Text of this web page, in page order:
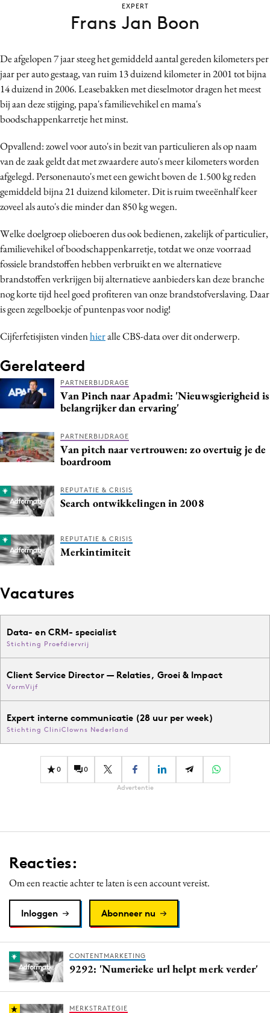
Contentmarketing
Craft
Customer Experience
Data & Insights
Digital transformation
Diversiteit
Effectiviteit
Gedragsverandering
Influencer marketing
Interne communicatie
Martech
Media
Merkstrategie
PR
Programmatic
Reputatie & crisis
De afgelopen 7 jaar steeg het gemiddeld aantal gereden kilometers per
jaar per auto gestaag, van ruim 13 duizend kilometer in 2001 tot bijna
14 duizend in 2006. Leasebakken met dieselmotor dragen het meest
bij aan deze stijging, papa's familievehikel en mama's
boodschappenkarretje het minst.
Opvallend: zowel voor auto's in bezit van particulieren als op naam
van de zaak geldt dat met zwaardere auto's meer kilometers worden
afgelegd. Personenauto's met een gewicht boven de 1.500 kg reden
gemiddeld bijna 21 duizend kilometer. Dit is ruim tweeënhalf keer
zoveel als auto's die minder dan 850 kg wegen.
Welke doelgroep olieboeren dus ook bedienen, zakelijk of particulier,
familievehikel of boodschappenkarretje, totdat we onze voorraad
fossiele brandstoffen hebben verbruikt en we alternatieve
brandstoffen verkrijgen bij alternatieve aanbieders kan deze branche
nog korte tijd heel goed profiteren van onze brandstofverslaving. Daar
is geen zegelboekje of puntenpas voor nodig!
Cijferfetisjisten vindenhieralle CBS-data over dit onderwerp.
Gerelateerd
PARTNERBIJDRAGE
Van Pinch naar Apadmi: 'Nieuwsgierigheid is
belangrijker dan ervaring'
PARTNERBIJDRAGE
Van pitch naar vertrouwen: zo overtuig je de
boardroom
REPUTATIE & CRISIS
Search ontwikkelingen in 2008
REPUTATIE & CRISIS
Merkintimiteit
Vacatures
Data- en CRM- specialist
Stichting Proefdiervrij
Client Service Director — Relaties, Groei & Impact
VormVijf
Expert interne communicatie (28 uur per week)
Stichting CliniClowns Nederland
0 0
Advertentie
Reacties:
Om een reactie achter te laten is een account vereist.
Inloggen Abonneer nu
EXPERT
Frans Jan Boon
CONTENTMARKETING
9292: 'Numerieke url helpt merk verder'
MERKSTRATEGIE